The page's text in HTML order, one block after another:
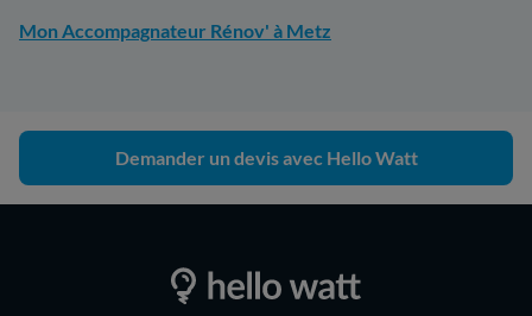
Mon Accompagnateur Rénov' à Metz
Demander un devis avec Hello Watt